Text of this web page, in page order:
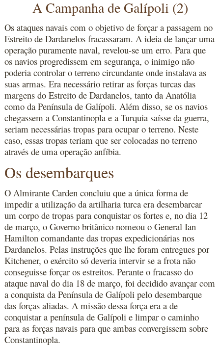
A Campanha de Galípoli (2)
Os ataques navais com o objetivo de forçar a passagem no
Estreito de Dardanelos fracassaram. A ideia de lançar uma
operação puramente naval, revelou-se um erro. Para que
os navios progredissem em segurança, o inimigo não
poderia controlar o terreno circundante onde instalava as
suas armas. Era necessário retirar as forças turcas das
margens do Estreito de Dardanelos, tanto da Anatólia
como da Península de Galípoli. Além disso, se os navios
chegassem a Constantinopla e a Turquia saísse da guerra,
seriam necessárias tropas para ocupar o terreno. Neste
caso, essas tropas teriam que ser colocadas no terreno
através de uma operação anfíbia.
Os desembarques
O Almirante Carden concluiu que a única forma de
impedir a utilização da artilharia turca era desembarcar
um corpo de tropas para conquistar os fortes e, no dia 12
de março, o Governo britânico nomeou o General Ian
Hamilton comandante das tropas expedicionárias nos
Dardanelos. Pelas instruções que lhe foram entregues por
Kitchener, o exército só deveria intervir se a frota não
conseguisse forçar os estreitos. Perante o fracasso do
ataque naval do dia 18 de março, foi decidido avançar com
a conquista da Península de Galípoli pelo desembarque
das forças aliadas. A missão dessa força era a de
conquistar a península de Galípoli e limpar o caminho
para as forças navais para que ambas convergissem sobre
Constantinopla.